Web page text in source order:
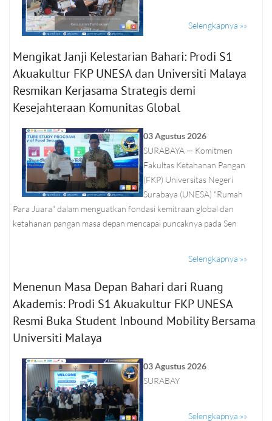
Selengkapnya »»
Mengikat Janji Kelestarian Bahari: Prodi S1
Akuakultur FKP UNESA dan Universiti Malaya
Resmikan Kerjasama Strategis demi
Kesejahteraan Komunitas Global
03 Agustus 2026
SURABAYA — Komitmen
Fakultas Ketahanan Pangan
(FKP) Universitas Negeri
Surabaya (UNESA) "Rumah
Para Juara" dalam menguatkan fondasi kemitraan global dan
ketahanan pangan masa depan mencapai puncaknya pada Sen
Selengkapnya »»
Menenun Masa Depan Bahari dari Ruang
Akademis: Prodi S1 Akuakultur FKP UNESA
Resmi Buka Student Inbound Mobility Bersama
Universiti Malaya
03 Agustus 2026
SURABAY
Selengkapnya »»